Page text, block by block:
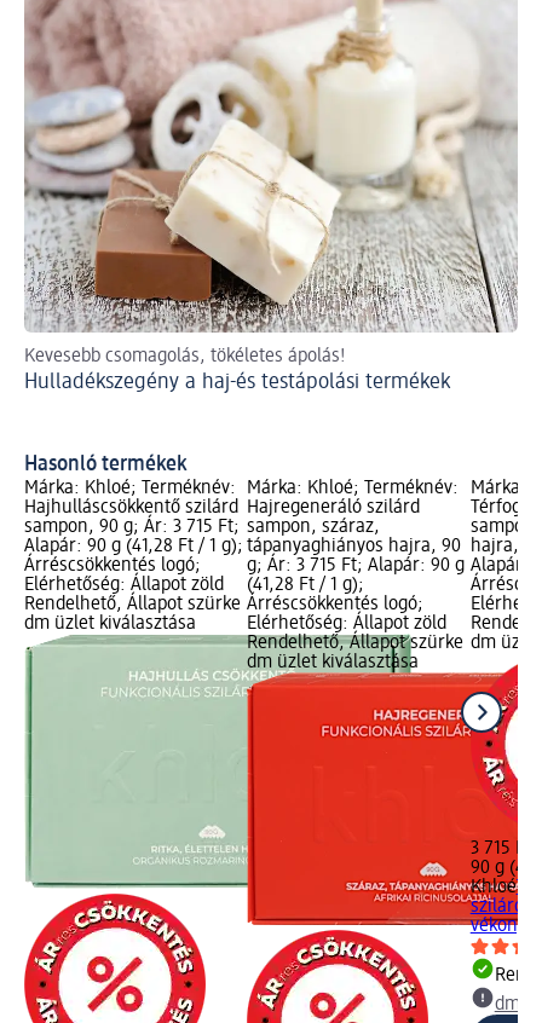
Kevesebb csomagolás, tökéletes ápolás!
Hulladékszegény a haj-és testápolási termékek
Hasonló termékek
Márka: Khloé; Terméknév:
Hajhulláscsökkentő szilárd
sampon, 90 g; Ár: 3 715 Ft;
Alapár: 90 g (41,28 Ft / 1 g);
Árréscsökkentés logó;
Elérhetőség: Állapot zöld
Rendelhető, Állapot szürke
dm üzlet kiválasztása
Márka: Khloé; Terméknév:
Hajregeneráló szilárd
sampon, száraz,
tápanyaghiányos hajra, 90
g; Ár: 3 715 Ft; Alapár: 90 g
(41,28 Ft / 1 g);
Árréscsökkentés logó;
Elérhetőség: Állapot zöld
Rendelhető, Állapot szürke
dm üzlet kiválasztása
Márka:
hajra,
Alapár:
dm
3 715 Ft
90 g
Khloé
szilárd
dm